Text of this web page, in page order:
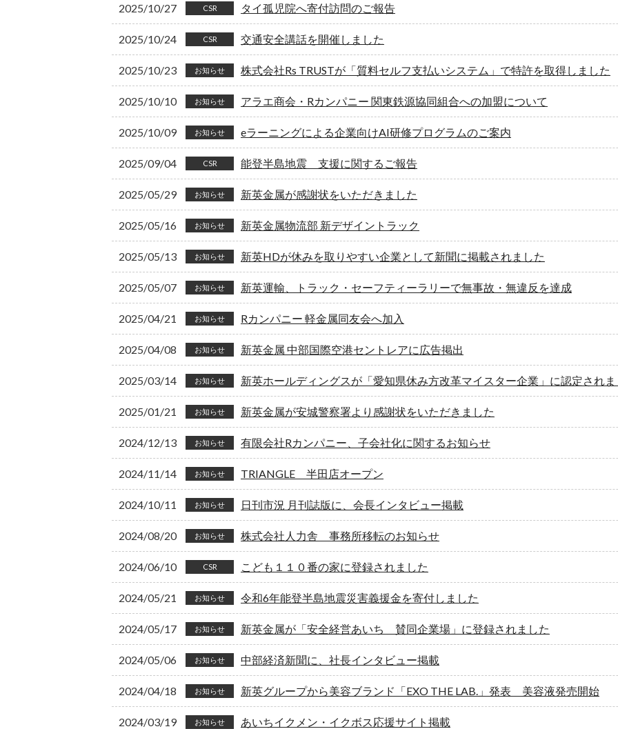
2025/10/27 CSR タイ孤児院へ寄付訪問のご報告
2025/10/24 CSR 交通安全講話を開催しました
2025/10/23 お知らせ 株式会社Rs TRUSTが「質料セルフ支払いシステム」で特許を取得しました
2025/10/10 お知らせ アラエ商会・Rカンパニー 関東鉄源協同組合への加盟について
2025/10/09 お知らせ eラーニングによる企業向けAI研修プログラムのご案内
2025/09/04 CSR 能登半島地震 支援に関するご報告
2025/05/29 お知らせ 新英金属が感謝状をいただきました
2025/05/16 お知らせ 新英金属物流部 新デザイントラック
2025/05/13 お知らせ 新英HDが休みを取りやすい企業として新聞に掲載されました
2025/05/07 お知らせ 新英運輸、トラック・セーフティーラリーで無事故・無違反を達成
2025/04/21 お知らせ Rカンパニー 軽金属同友会へ加入
2025/04/08 お知らせ 新英金属 中部国際空港セントレアに広告掲出
2025/03/14 お知らせ 新英ホールディングスが「愛知県休み方改革マイスター企業」に認定され
2025/01/21 お知らせ 新英金属が安城警察署より感謝状をいただきました
2024/12/13 お知らせ 有限会社Rカンパニー、子会社化に関するお知らせ
2024/11/14 お知らせ TRIANGLE 半田店オープン
2024/10/11 お知らせ 日刊市況 月刊誌版に、会長インタビュー掲載
2024/08/20 お知らせ 株式会社人力舎 事務所移転のお知らせ
2024/06/10 CSR こども１１０番の家に登録されました
2024/05/21 お知らせ 令和6年能登半島地震災害義援金を寄付しました
2024/05/17 お知らせ 新英金属が「安全経営あいち 賛同企業場」に登録されました
2024/05/06 お知らせ 中部経済新聞に、社長インタビュー掲載
2024/04/18 お知らせ 新英グループから美容ブランド「EXO THE LAB.」発表 美容液発売開始
2024/03/19 お知らせ あいちイクメン・イクボス応援サイト掲載